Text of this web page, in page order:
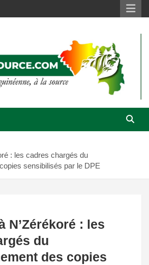
: les cadres chargés du
sensibilisés par le DPE
N’Zérékoré : les
du
des copies